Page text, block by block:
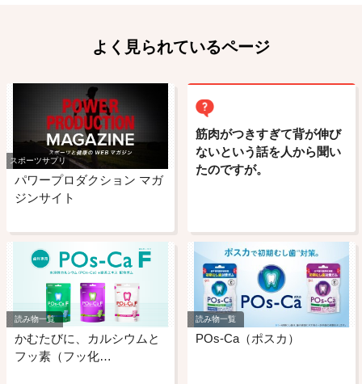
よく見られているページ
スポーツサプリ
パワープロダクション マガ
ジンサイト
筋肉がつきすぎて背が伸び
ないという話を人から聞い
たのですが。
読み物一覧
かむたびに、カルシウムと
フッ素（フッ化…
読み物一覧
POs-Ca（ポスカ）